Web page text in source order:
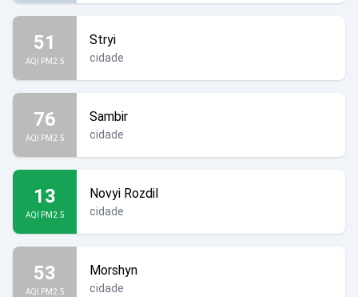
51
AQI PM2.5
Stryi
cidade
76
AQI PM2.5
Sambir
cidade
13
AQI PM2.5
Novyi Rozdil
cidade
53
AQI PM2.5
Morshyn
cidade